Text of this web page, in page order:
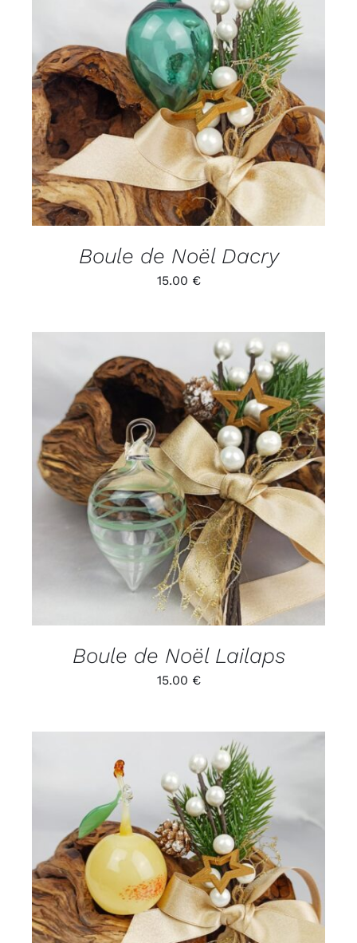
ADD TO CART
/
DÉTAILS
Boule de Noël Dacry
15.00 €
ADD TO CART
/
DÉTAILS
Boule de Noël Lailaps
15.00 €
ADD TO CART
/
DÉTAILS